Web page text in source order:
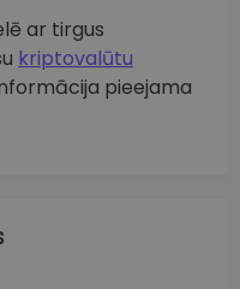
ar tirgus
kriptovalūtu
pieejama